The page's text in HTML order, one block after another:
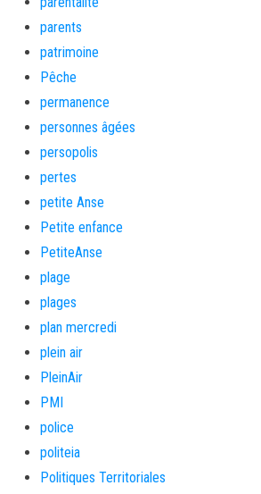
parents
patrimoine
Pêche
permanence
personnes âgées
persopolis
pertes
petite Anse
Petite enfance
PetiteAnse
plage
plages
plan mercredi
plein air
PleinAir
PMI
police
politeia
Politiques Territoriales